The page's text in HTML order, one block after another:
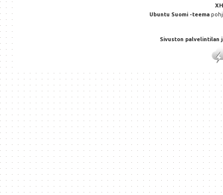
Ubuntu Suomi -teema
Sivuston palvelintilan